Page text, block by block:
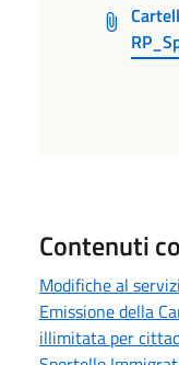
Contenuti
Modifiche al
Emissione della
illimitata per